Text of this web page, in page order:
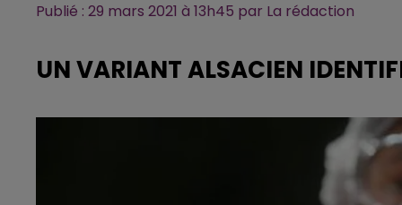
Publié : 29 mars 2021 à 13h45 par La rédaction
UN VARIANT ALSACIEN